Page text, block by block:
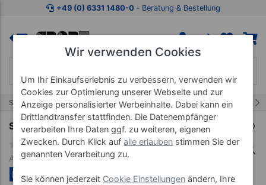
Zum Kaufbereich springen Zur Produktbeschreibung
+49 (0) 6331 1480-0 ‐ Beratung & Bestellung
Start Präparate Hautpflege 11/68
Spitzner Geschenk-Set CremeGefühl, 3tlg.
Art-Nr. 36298
NEU SET %
Wir verwenden Cookies
Um Ihr Einkaufserlebnis zu verbessern, verwenden wir
Cookies zur Optimierung unserer Webseite und zur
Anzeige personalisierter Werbeinhalte. Dabei kann ein
Drittlandtransfer stattfinden. Die Datenempfänger
verarbeiten Ihre Daten ggf. zu weiteren, eigenen
Zwecken. Durch Klick aufalle erlauben stimmen Sie der
genannten Verarbeitung zu.
Sie können jederzeit Cookie Einstellungen ändern, Ihre